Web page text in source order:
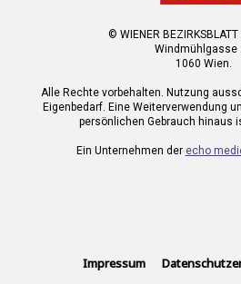
© WIENER
Windmühlgasse
1060 Wien.
Alle Rechte vorbehalten. Nutzung
Eigenbedarf. Eine Weiterverwendung
persönlichen Gebrauch hinaus
Ein Unternehmen der echo
Impressum